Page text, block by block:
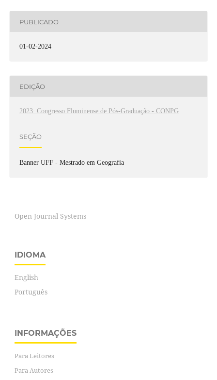
PUBLICADO
01-02-2024
EDIÇÃO
2023: Congresso Fluminense de Pós-Graduação - CONPG
SEÇÃO
Banner UFF - Mestrado em Geografia
Open Journal Systems
IDIOMA
English
Português
INFORMAÇÕES
Para Leitores
Para Autores